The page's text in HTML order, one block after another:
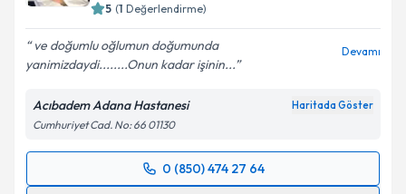
5 (1 Değerlendirme)
ve doğumlu oğlumun doğumunda
yanimizdaydi........Onun kadar işinin...
Devamı
Acıbadem Adana Hastanesi Haritada Göster
Cumhuriyet Cad. No: 66 01130
0 (850) 474 27 64
Randevu Takvimi Talebi